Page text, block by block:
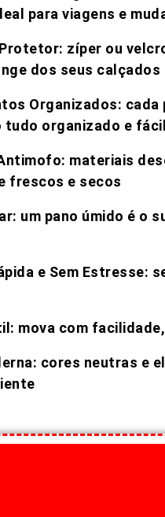
para viagens e
zíper ou
dos seus calçados
Organizados: cada
tudo organizado e
materiais
frescos e secos
um pano úmido é o
e Sem Estresse:
mova com
cores neutras e